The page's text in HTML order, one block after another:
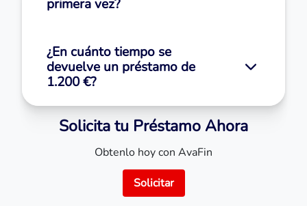
primera vez?
¿En cuánto tiempo se
devuelve un préstamo de
1.200 €?
Solicita tu Préstamo Ahora
Obtenlo hoy con AvaFin
Solicitar